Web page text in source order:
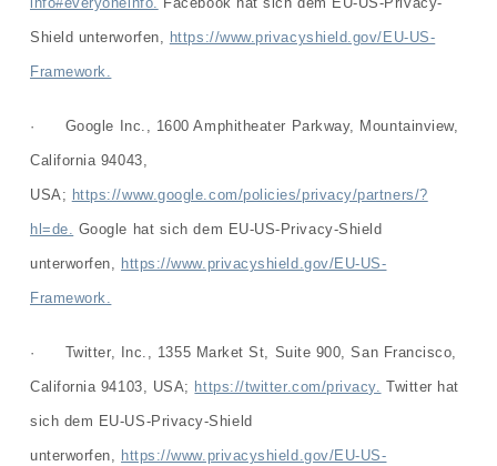
Shield unterworfen, https://www.privacyshield.gov/EU-US-
Framework.
· Google Inc., 1600 Amphitheater Parkway, Mountainview,
California 94043,
USA; https://www.google.com/policies/privacy/partners/?
hl=de. Google hat sich dem EU-US-Privacy-Shield
unterworfen, https://www.privacyshield.gov/EU-US-
Framework.
· Twitter, Inc., 1355 Market St, Suite 900, San Francisco,
California 94103, USA; https://twitter.com/privacy. Twitter hat
sich dem EU-US-Privacy-Shield
unterworfen, https://www.privacyshield.gov/EU-US-